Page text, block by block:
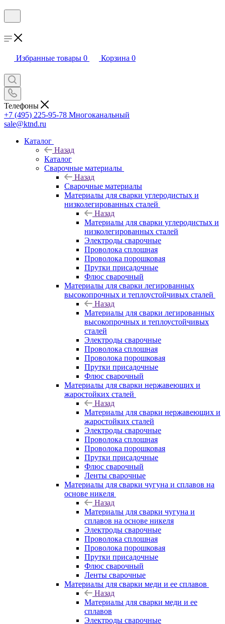
Избранные товары 0 Корзина 0
Телефоны
+7 (495) 225-95-78 Многоканальный
sale@ktnd.ru
Каталог
Назад
Каталог
Сварочные материалы
Назад
Сварочные материалы
Материалы для сварки углеродистых и
низколегированных сталей
Назад
Материалы для сварки углеродистых и
низколегированных сталей
Электроды сварочные
Проволока сплошная
Проволока порошковая
Прутки присадочные
Флюс сварочный
Материалы для сварки легированных
высокопрочных и теплоустойчивых сталей
Назад
Материалы для сварки легированных
высокопрочных и теплоустойчивых
сталей
Электроды сварочные
Проволока сплошная
Проволока порошковая
Прутки присадочные
Флюс сварочный
Материалы для сварки нержавеющих и
жаростойких сталей
Назад
Материалы для сварки нержавеющих и
жаростойких сталей
Электроды сварочные
Проволока сплошная
Проволока порошковая
Прутки присадочные
Флюс сварочный
Ленты сварочные
Материалы для сварки чугуна и сплавов на
основе никеля
Назад
Материалы для сварки чугуна и
сплавов на основе никеля
Электроды сварочные
Проволока сплошная
Проволока порошковая
Прутки присадочные
Флюс сварочный
Ленты сварочные
Материалы для сварки меди и ее сплавов
Назад
Материалы для сварки меди и ее
сплавов
Электроды сварочные